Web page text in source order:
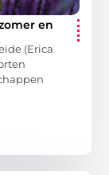
en
(Erica